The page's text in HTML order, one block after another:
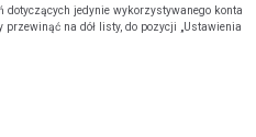
dotyczących jedynie wykorzystywanego konta
na dół listy, do pozycji „Ustawienia